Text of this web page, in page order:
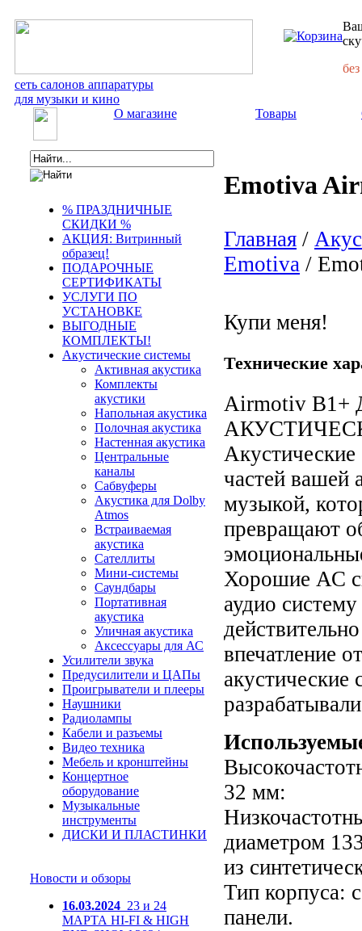
сеть салонов аппаратуры
для музыки и кино
О магазине Товары
% ПРАЗДНИЧНЫЕ
СКИДКИ %
АКЦИЯ: Витринный
образец!
ПОДАРОЧНЫЕ
СЕРТИФИКАТЫ
УСЛУГИ ПО
УСТАНОВКЕ
ВЫГОДНЫЕ
КОМПЛЕКТЫ!
Акустические системы
Активная акустика
Комплекты
акустики
Напольная акустика
Полочная акустика
Настенная акустика
Центральные
каналы
Сабвуферы
Акустика для Dolby
Atmos
Встраиваемая
акустика
Сателлиты
Мини-системы
Саундбары
Портативная
акустика
Уличная акустика
Аксессуары для АС
Усилители звука
Предусилители и ЦАПы
Проигрыватели и плееры
Наушники
Радиолампы
Кабели и разъемы
Видео техника
Мебель и кронштейны
Концертное
оборудование
Музыкальные
инструменты
ДИСКИ И ПЛАСТИНКИ
Новости и обзоры
16.03.2024 23 и 24
МАРТА HI-FI & HIGH
Emotiva
Главная /
Emotiva /
Купи меня!
Технические
Airmotiv
частей вашей
музыкой,
превращают
Хорошие АС
аудио
впечатление
32 мм:
диаметром
из
Тип корпуса:
панели.